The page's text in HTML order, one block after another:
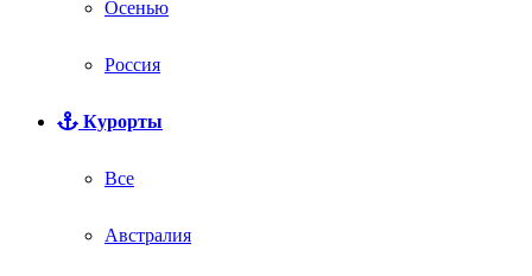
Осенью
Россия
Курорты
Все
Австралия